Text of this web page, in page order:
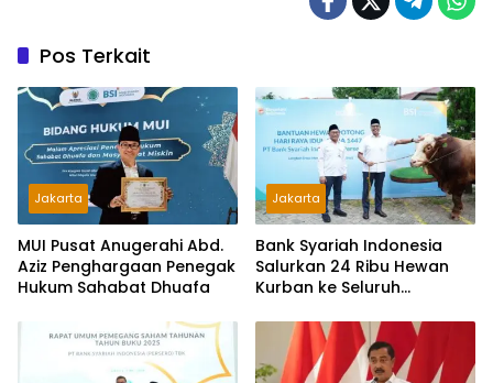
Pos Terkait
Jakarta
MUI Pusat Anugerahi Abd.
Aziz Penghargaan Penegak
Hukum Sahabat Dhuafa
Jakarta
Bank Syariah Indonesia
Salurkan 24 Ribu Hewan
Kurban ke Seluruh